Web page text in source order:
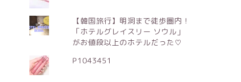
【韓国旅行】明洞まで徒歩圏内！
「ホテルグレイスリー ソウル」
がお値段以上のホテルだった♡
P1043451